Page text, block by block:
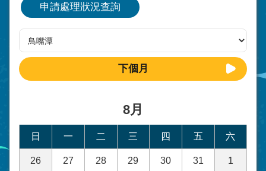
申請處理狀況查詢
下個月
8月
日 一 二 三 四 五 六
26
27
28 29 30 31
1